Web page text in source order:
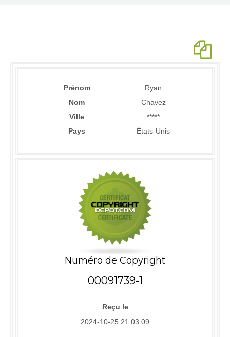
Prénom
Ryan
Nom
Chavez
Ville
*****
Pays
États-Unis
Numéro de Copyright
00091739-1
Reçu le
2024-10-25 21:03:09